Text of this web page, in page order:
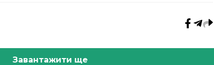
Завантажити ще